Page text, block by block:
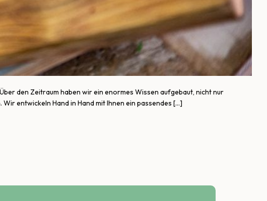
den Zeitraum haben wir ein enormes Wissen aufgebaut, nicht nur
entwickeln Hand in Hand mit Ihnen ein passendes […]